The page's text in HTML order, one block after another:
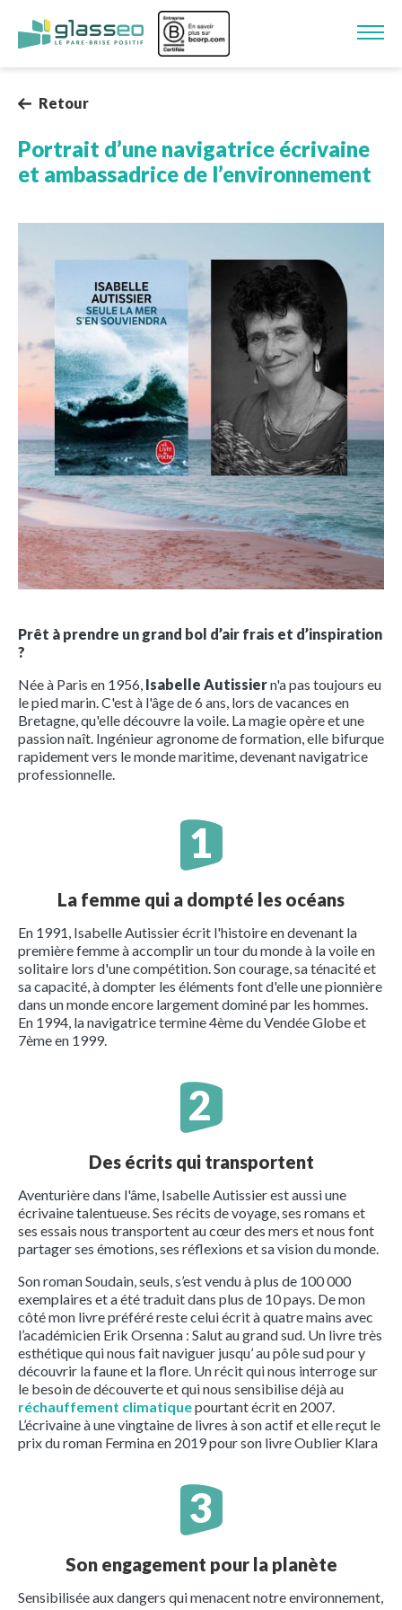
Aller au contenu principal
Image
Retour
Portrait d’une navigatrice écrivaine
et ambassadrice de l’environnement
Prêt à prendre un grand bol d’air frais et d’inspiration
?
Née à Paris en 1956, Isabelle Autissiern'a pas toujours eu
le pied marin. C'est à l'âge de 6 ans, lors de vacances en
Bretagne, qu'elle découvre la voile. La magie opère et une
passion naît. Ingénieur agronome de formation, elle bifurque
rapidement vers le monde maritime, devenant navigatrice
professionnelle.
La femme qui a dompté les océans
En 1991, Isabelle Autissier écrit l'histoire en devenant la
première femme à accomplir un tour du monde à la voile en
solitaire lors d'une compétition. Son courage, sa ténacité et
sa capacité, à dompter les éléments font d'elle une pionnière
dans un monde encore largement dominé par les hommes.
En 1994, la navigatrice termine 4ème du Vendée Globe et
7ème en 1999.
Des écrits qui transportent
Aventurière dans l'âme, Isabelle Autissier est aussi une
écrivaine talentueuse. Ses récits de voyage, ses romans et
ses essais nous transportent au cœur des mers et nous font
partager ses émotions, ses réflexions et sa vision du monde.
Son roman Soudain, seuls, s’est vendu à plus de 100 000
exemplaires et a été traduit dans plus de 10 pays. De mon
côté mon livre préféré reste celui écrit à quatre mains avec
l’académicien Erik Orsenna : Salut au grand sud. Un livre très
esthétique qui nous fait naviguer jusqu’ au pôle sud pour y
découvrir la faune et la flore. Un récit qui nous interroge sur
le besoin de découverte et qui nous sensibilise déjà au
réchauffement climatiquepourtant écrit en 2007.
L’écrivaine à une vingtaine de livres à son actif et elle reçut le
prix du roman Fermina en 2019 pour son livre Oublier Klara
Son engagement pour la planète
Sensibilisée aux dangers qui menacent notre environnement,